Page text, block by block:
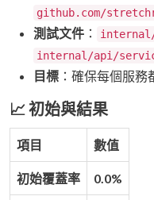
github.com/
測試文件 ：
internal/api/
目標 ：確保每個服
📈 初始與結果
項目 數值
初始覆蓋率 0.0%